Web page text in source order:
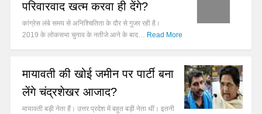
परिवारवाद खत्म करवा ही देंगे?
कांग्रेस लंबे समय से अनिश्चितिता के दौर से गुजर रही है।
2019 के लोकसभा चुनाव के नतीजे आने के बाद… Read More
मायावती की खोई जमीन पर पार्टी बना
लेंगे चंद्रशेखर आजाद?
मायावती बड़ी नेता हैं। उत्तर प्रदेश में बहुत बड़ी नेता थीं। इतनी